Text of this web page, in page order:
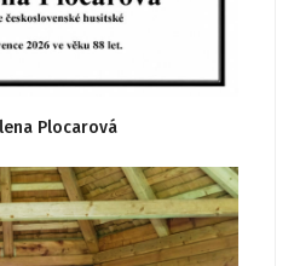
Plocarová